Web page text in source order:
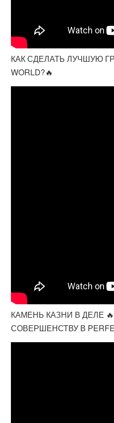
КАК СДЕЛАТЬ ЛУЧШУЮ
WORLD?🔥
КАМЕНЬ КАЗНИ В ДЕЛЕ
СОВЕРШЕНСТВУ В